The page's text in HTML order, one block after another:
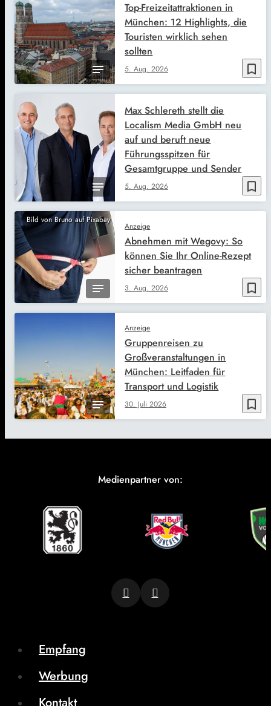
bookmark_border
5. Aug. 2026
Top-Freizeitattraktionen in
München: 12 Highlights, die
Touristen wirklich sehen
sollten
bookmark_border
5. Aug. 2026
Max Schlereth stellt die
Localism Media GmbH neu
auf und beruft neue
Führungsspitzen für
Gesamtgruppe und Sender
Bild von Bruno auf Pixabay
bookmark_border
Anzeige
3. Aug. 2026
Abnehmen mit Wegovy: So
können Sie Ihr Online-Rezept
sicher beantragen
bookmark_border
Anzeige
30. Juli 2026
Gruppenreisen zu
Großveranstaltungen in
München: Leitfaden für
Transport und Logistik
Medienpartner von:
Empfang
Werbung
Kontakt